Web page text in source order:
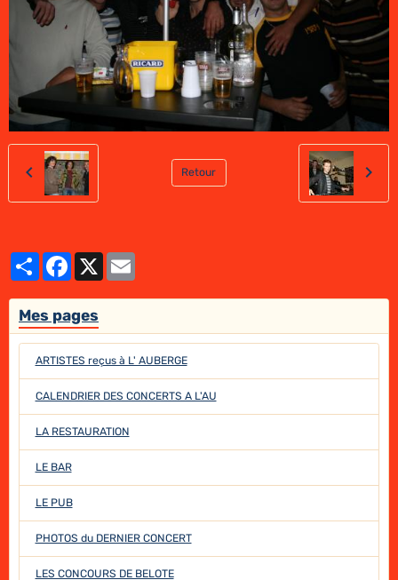
Retour
PartagerFacebook
X
Mes pages
ARTISTES reçus à L' AUBERGE
CALENDRIER DES CONCERTS A L'AU
LA RESTAURATION
LE BAR
LE PUB
PHOTOS du DERNIER CONCERT
LES CONCOURS DE BELOTE